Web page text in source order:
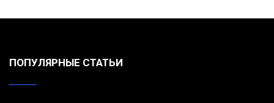
ПОПУЛЯРНЫЕ СТАТЬИ